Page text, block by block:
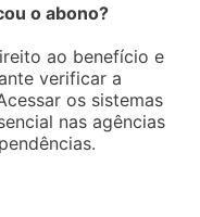
o abono?
ao benefício e
verificar a
os sistemas
nas agências